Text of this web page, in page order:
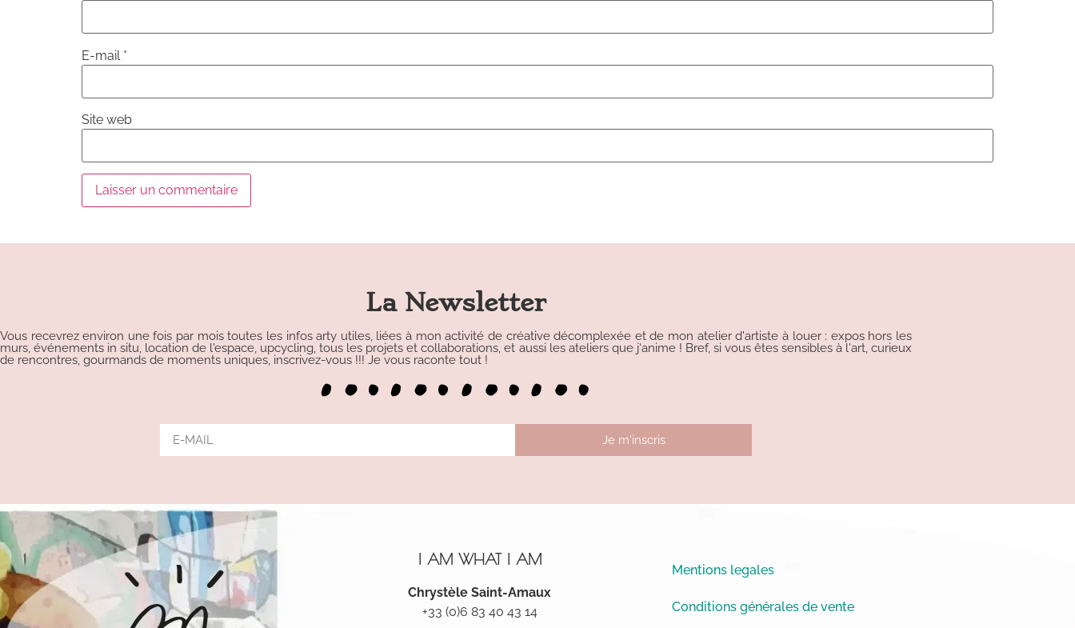
E-mail *
Site web
La Newsletter
Vous recevrez environ une fois par mois toutes les infos arty utiles, liées à mon activité de créative décomplexée et de mon atelier d'artiste à louer : expos hors les
murs, événements in situ, location de l'espace, upcycling, tous les projets et collaborations, et aussi les ateliers que j'anime ! Bref, si vous êtes sensibles à l'art, curieux
de rencontres, gourmands de moments uniques, inscrivez-vous !!! Je vous raconte tout !
Je m'inscris
I AM WHAT I AM
Chrystèle Saint-Amaux
+33 (0)6 83 40 43 14
Mentions legales
Conditions générales de vente